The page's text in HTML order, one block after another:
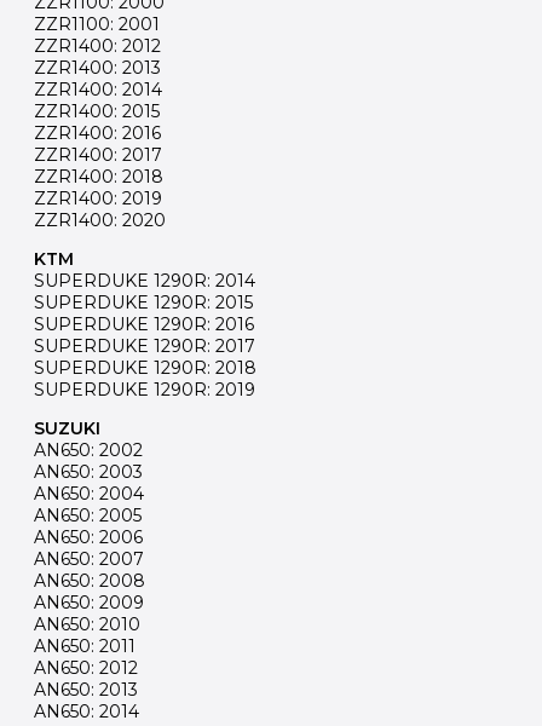
ZZR1100: 2001
ZZR1400: 2012
ZZR1400: 2013
ZZR1400: 2014
ZZR1400: 2015
ZZR1400: 2016
ZZR1400: 2017
ZZR1400: 2018
ZZR1400: 2019
ZZR1400: 2020
KTM
SUPERDUKE 1290R: 2014
SUPERDUKE 1290R: 2015
SUPERDUKE 1290R: 2016
SUPERDUKE 1290R: 2017
SUPERDUKE 1290R: 2018
SUPERDUKE 1290R: 2019
SUZUKI
AN650: 2002
AN650: 2003
AN650: 2004
AN650: 2005
AN650: 2006
AN650: 2007
AN650: 2008
AN650: 2009
AN650: 2010
AN650: 2011
AN650: 2012
AN650: 2013
AN650: 2014